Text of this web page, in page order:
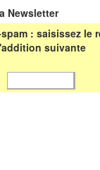
Newsletter
: saisissez le
suivante